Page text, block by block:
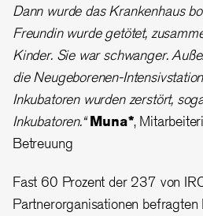
Dann wurde das Krankenhaus
Freundin wurde getötet,
Kinder. Sie war schwanger.
die Neugeborenen-
Inkubatoren wurden zerstört,
Inkubatoren.“ Muna*,
Betreuung
Fast 60 Prozent der 237 von
Partnerorganisationen